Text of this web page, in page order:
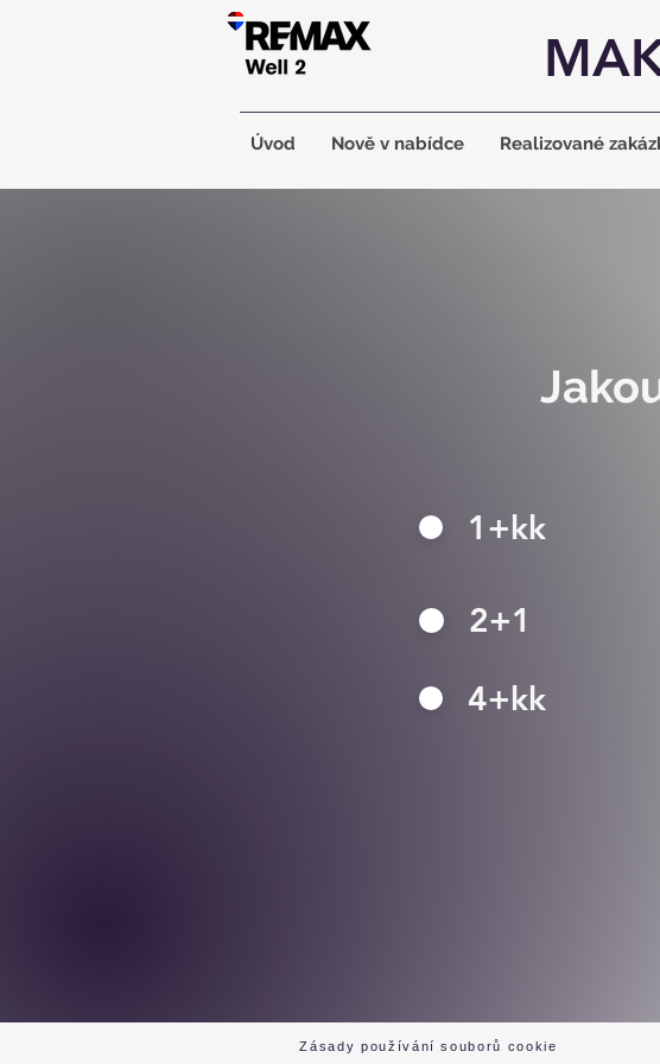
Úvod Nově v nabídce Realizované
1+kk
2+1
4+kk
Zásady používání souborů cookie